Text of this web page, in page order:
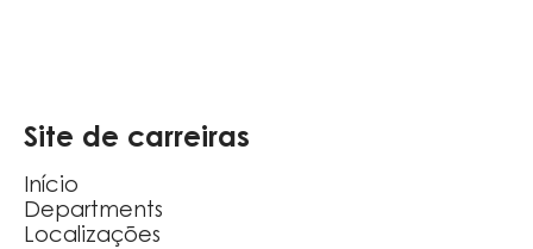
Site de carreiras
Início
Departments
Localizações